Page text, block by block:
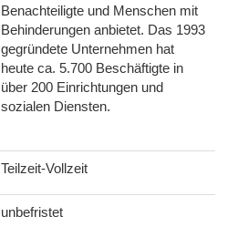
Benachteiligte und Menschen mit
Behinderungen anbietet. Das 1993
gegründete Unternehmen hat
heute ca. 5.700 Beschäftigte in
über 200 Einrichtungen und
sozialen Diensten.
Teilzeit-Vollzeit
unbefristet